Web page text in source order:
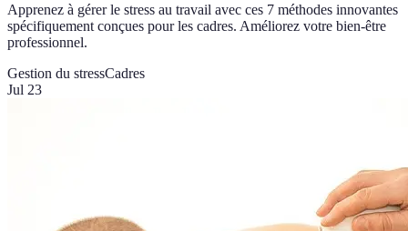
Apprenez à gérer le stress au travail avec ces 7 méthodes innovantes
spécifiquement conçues pour les cadres. Améliorez votre bien-être
professionnel.
Gestion du stressCadres
Jul 23